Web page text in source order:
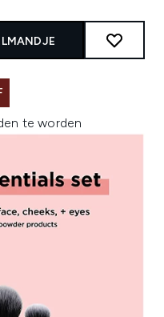
te worden